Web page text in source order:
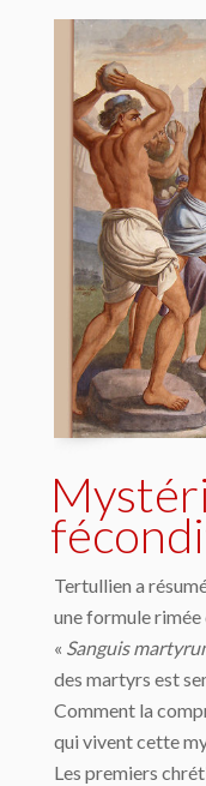
Tertullien a
une formule rimée
« Sanguis
des martyrs est
Comment la
qui vivent cette
Les premiers